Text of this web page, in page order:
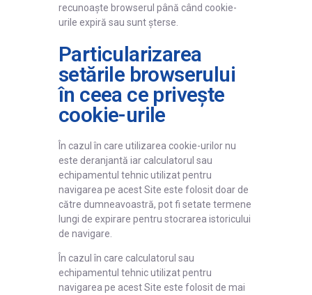
recunoaște browserul până când cookie-
urile expiră sau sunt șterse.
Particularizarea
setările browserului
în ceea ce privește
cookie-urile
În cazul în care utilizarea cookie-urilor nu
este deranjantă iar calculatorul sau
echipamentul tehnic utilizat pentru
navigarea pe acest Site este folosit doar de
către dumneavoastră, pot fi setate termene
lungi de expirare pentru stocrarea istoricului
de navigare.
În cazul în care calculatorul sau
echipamentul tehnic utilizat pentru
navigarea pe acest Site este folosit de mai